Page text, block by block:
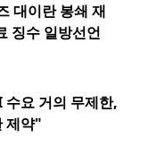
대이란 봉쇄 재
징수 일방선언
수요 거의 무제한,
제약"